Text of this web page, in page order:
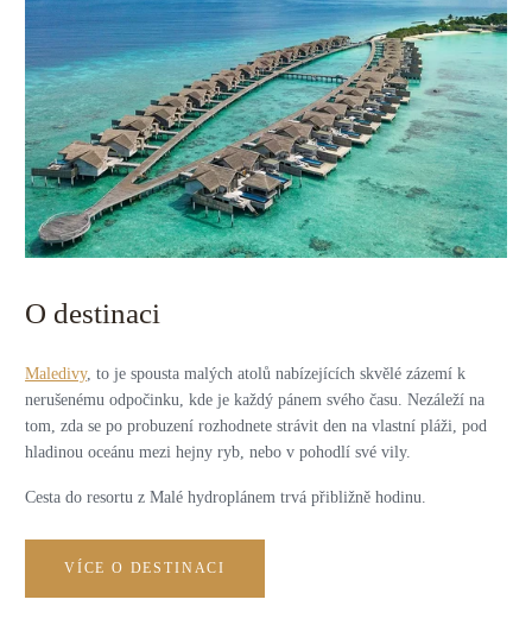
O destinaci
Maledivy, to je spousta malých atolů nabízejících skvělé zázemí k
nerušenému odpočinku, kde je každý pánem svého času. Nezáleží na
tom, zda se po probuzení rozhodnete strávit den na vlastní pláži, pod
hladinou oceánu mezi hejny ryb, nebo v pohodlí své vily.
Cesta do resortu z Malé hydroplánem trvá přibližně hodinu.
VÍCE O DESTINACI